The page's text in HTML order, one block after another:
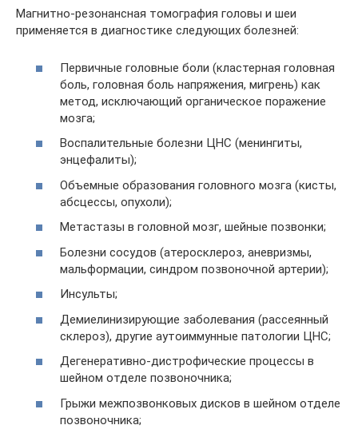
Магнитно-резонансная томография головы и шеи
применяется в диагностике следующих болезней:
Первичные головные боли (кластерная головная
боль, головная боль напряжения, мигрень) как
метод, исключающий органическое поражение
мозга;
Воспалительные болезни ЦНС (менингиты,
энцефалиты);
Объемные образования головного мозга (кисты,
абсцессы, опухоли);
Метастазы в головной мозг, шейные позвонки;
Болезни сосудов (атеросклероз, аневризмы,
мальформации, синдром позвоночной артерии);
Инсульты;
Демиелинизирующие заболевания (рассеянный
склероз), другие аутоиммунные патологии ЦНС;
Дегенеративно-дистрофические процессы в
шейном отделе позвоночника;
Грыжи межпозвонковых дисков в шейном отделе
позвоночника;